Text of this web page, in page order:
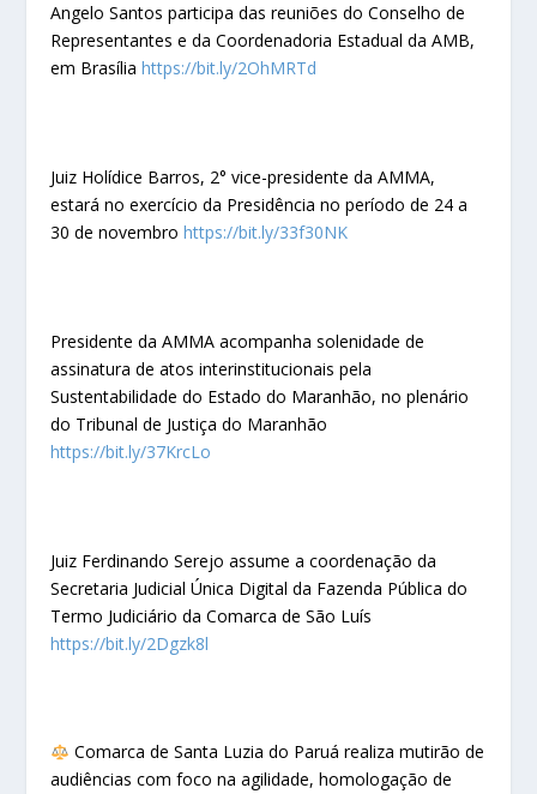
Angelo Santos participa das reuniões do Conselho de
Representantes e da Coordenadoria Estadual da AMB,
em Brasíliahttps://bit.ly/2OhMRTd
‍Juiz Holídice Barros, 2° vice-presidente da AMMA,
estará no exercício da Presidência no período de 24 a
30 de novembrohttps://bit.ly/33f30NK
Presidente da AMMA acompanha solenidade de
assinatura de atos interinstitucionais pela
Sustentabilidade do Estado do Maranhão, no plenário
do Tribunal de Justiça do Maranhão
https://bit.ly/37KrcLo
Juiz Ferdinando Serejo assume a coordenação da
Secretaria Judicial Única Digital da Fazenda Pública do
Termo Judiciário da Comarca de São Luís
https://bit.ly/2Dgzk8l
Comarca de Santa Luzia do Paruá realiza mutirão de
audiências com foco na agilidade, homologação de